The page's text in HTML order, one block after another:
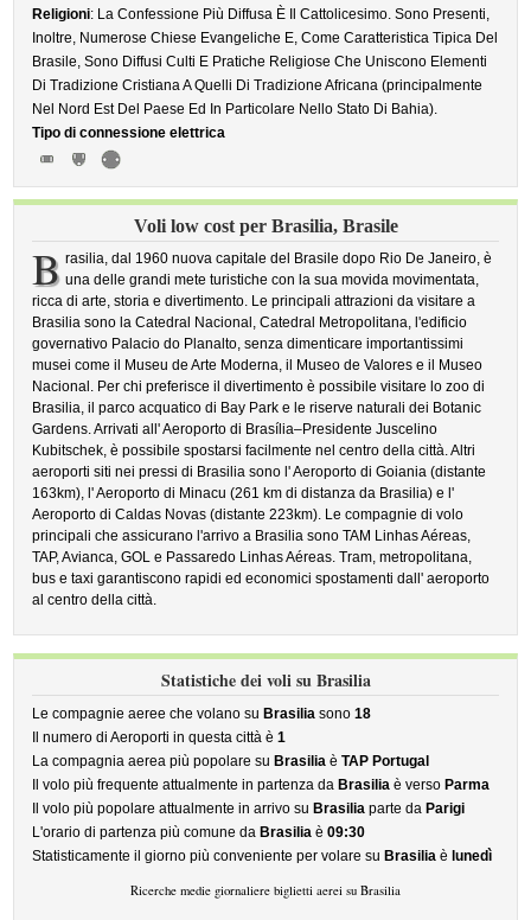
Religioni: La Confessione Più Diffusa È Il Cattolicesimo. Sono Presenti,
Inoltre, Numerose Chiese Evangeliche E, Come Caratteristica Tipica Del
Brasile, Sono Diffusi Culti E Pratiche Religiose Che Uniscono Elementi
Di Tradizione Cristiana A Quelli Di Tradizione Africana (principalmente
Nel Nord Est Del Paese Ed In Particolare Nello Stato Di Bahia).
Tipo di connessione elettrica
Voli low cost per Brasilia, Brasile
B rasilia, dal 1960 nuova capitale del Brasile dopo Rio De Janeiro, è
una delle grandi mete turistiche con la sua movida movimentata,
ricca di arte, storia e divertimento. Le principali attrazioni da visitare a
Brasilia sono la Catedral Nacional, Catedral Metropolitana, l'edificio
governativo Palacio do Planalto, senza dimenticare importantissimi
musei come il Museu de Arte Moderna, il Museo de Valores e il Museo
Nacional. Per chi preferisce il divertimento è possibile visitare lo zoo di
Brasilia, il parco acquatico di Bay Park e le riserve naturali dei Botanic
Gardens. Arrivati all' Aeroporto di Brasília–Presidente Juscelino
Kubitschek, è possibile spostarsi facilmente nel centro della città. Altri
aeroporti siti nei pressi di Brasilia sono l' Aeroporto di Goiania (distante
163km), l' Aeroporto di Minacu (261 km di distanza da Brasilia) e l'
Aeroporto di Caldas Novas (distante 223km). Le compagnie di volo
principali che assicurano l'arrivo a Brasilia sono TAM Linhas Aéreas,
TAP, Avianca, GOL e Passaredo Linhas Aéreas. Tram, metropolitana,
bus e taxi garantiscono rapidi ed economici spostamenti dall' aeroporto
al centro della città.
Statistiche dei voli su Brasilia
Le compagnie aeree che volano su Brasilia sono18
Il numero di Aeroporti in questa città è1
La compagnia aerea più popolare su Brasilia èTAP Portugal
Il volo più frequente attualmente in partenza da Brasilia è verso Parma
Il volo più popolare attualmente in arrivo su Brasilia parte da Parigi
L'orario di partenza più comune da Brasilia è09:30
Statisticamente il giorno più conveniente per volare su Brasilia è lunedì
Ricerche medie giornaliere biglietti aerei su Brasilia